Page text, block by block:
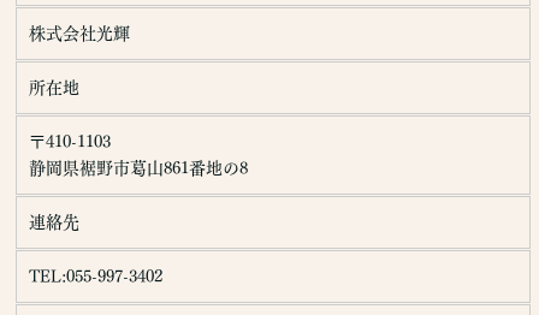
付に利用いたします。
当社は、お客さまよりお預かりした個人情報を適切に管理し、次
しません。
・お客さまの同意がある場合
・お客さまが希望されるサービスを行なうために当社が業務を委
託する業者に対して開示する場合
・法令に基づき開示することが必要である場合
個人情報の安全対策
株式会社光輝
所在地
〒410-1103
静岡県裾野市葛山861番地の8
連絡先
TEL:055-997-3402